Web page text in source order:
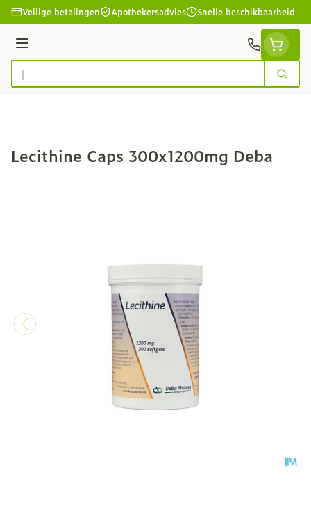
Ga naar de inhoud
Veilige betalingen Apothekersadvies Snelle beschikbaarheid
Menu
Product, merk, categorie...
Zoek
Lecithine Caps 300x1200mg Deba